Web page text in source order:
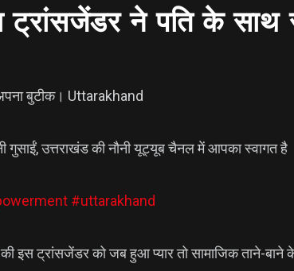
ट्रांसजेंडर ने पति के साथ
बुटीक। Uttarakhand
गुसाईं, उत्तराखंड की नौनी यूट्यूब चैनल में आपका स्वागत है
#uttarakhand
इस ट्रांसजेंडर को जब हुआ प्यार तो सामाजिक ताने-